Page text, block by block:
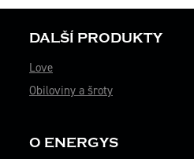
DALŠÍ PRODUKTY
Obiloviny a šroty